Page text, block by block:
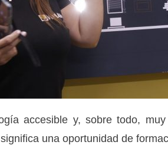
accesible y, sobre todo,
una oportunidad de